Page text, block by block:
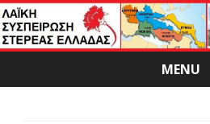
MENU
Skip